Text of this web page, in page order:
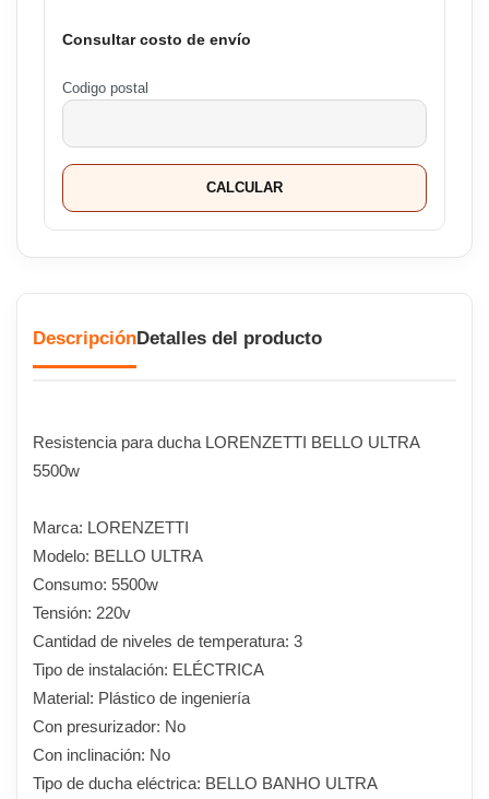
Consultar costo de envío
Codigo postal
CALCULAR
DescripciónDetalles del producto
Resistencia para ducha LORENZETTI BELLO ULTRA
5500w
Marca: LORENZETTI
Modelo: BELLO ULTRA
Consumo: 5500w
Tensión: 220v
Cantidad de niveles de temperatura: 3
Tipo de instalación: ELÉCTRICA
Material: Plástico de ingeniería
Con presurizador: No
Con inclinación: No
Tipo de ducha eléctrica: BELLO BANHO ULTRA